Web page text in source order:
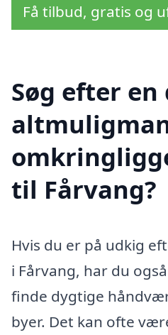
Få tilbud, gratis og
Søg efter
til Fårvang?
Hvis du er på udkig
i Fårvang, har du
finde dygtige
byer. Det kan ofte